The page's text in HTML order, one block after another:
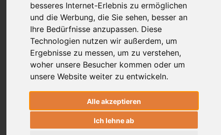
besseres Internet-Erlebnis zu ermöglichen
und die Werbung, die Sie sehen, besser an
Ihre Bedürfnisse anzupassen. Diese
Technologien nutzen wir außerdem, um
Ergebnisse zu messen, um zu verstehen,
woher unsere Besucher kommen oder um
unsere Website weiter zu entwickeln.
Alle akzeptieren
Ich lehne ab